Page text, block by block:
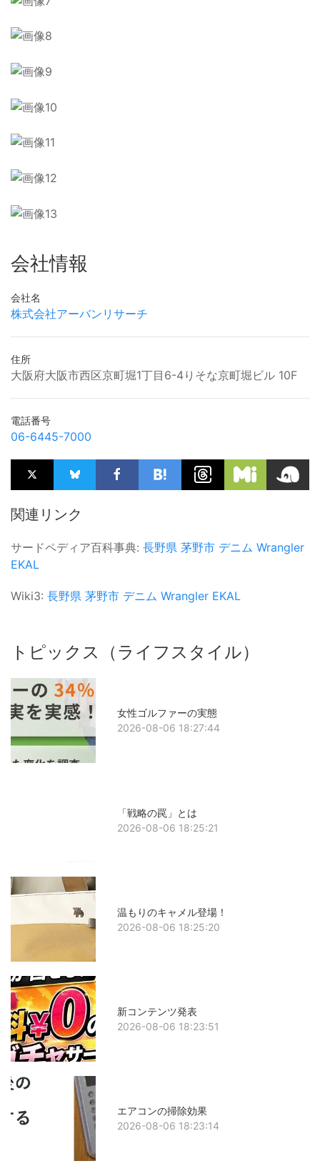
会社情報
会社名
株式会社アーバンリサーチ
住所
大阪府大阪市西区京町堀1丁目6-4りそな京町堀ビル 10F
電話番号
06-6445-7000
関連リンク
サードペディア百科事典: 長野県 茅野市 デニム Wrangler
EKAL
Wiki3: 長野県 茅野市 デニム Wrangler EKAL
トピックス（ライフスタイル）
女性ゴルファーの実態
2026-08-06 18:27:44
「戦略の罠」とは
2026-08-06 18:25:21
温もりのキャメル登場！
2026-08-06 18:25:20
新コンテンツ発表
2026-08-06 18:23:51
エアコンの掃除効果
2026-08-06 18:23:14